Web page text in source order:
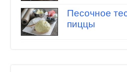
Песочное
пиццы